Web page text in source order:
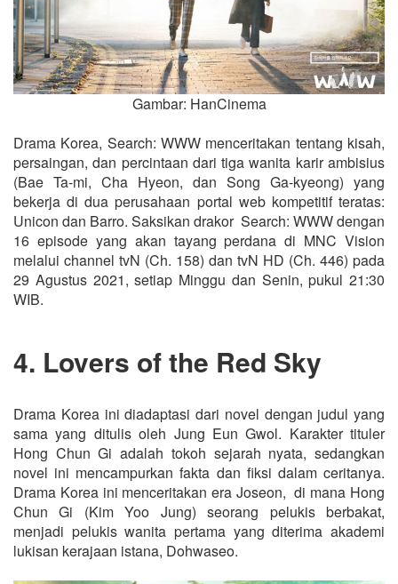
Gambar: HanCinema
Drama Korea, Search: WWW menceritakan tentang kisah,
persaingan, dan percintaan dari tiga wanita karir ambisius
(Bae Ta-mi, Cha Hyeon, dan Song Ga-kyeong) yang
bekerja di dua perusahaan portal web kompetitif teratas:
Unicon dan Barro. Saksikan drakor Search: WWW dengan
16 episode yang akan tayang perdana di MNC Vision
melalui channel tvN (Ch. 158) dan tvN HD (Ch. 446) pada
29 Agustus 2021, setiap Minggu dan Senin, pukul 21:30
WIB.
4. Lovers of the Red Sky
Drama Korea ini diadaptasi dari novel dengan judul yang
sama yang ditulis oleh Jung Eun Gwol. Karakter tituler
Hong Chun Gi adalah tokoh sejarah nyata, sedangkan
novel ini mencampurkan fakta dan fiksi dalam ceritanya.
Drama Korea ini menceritakan era Joseon, di mana Hong
Chun Gi (Kim Yoo Jung) seorang pelukis berbakat,
menjadi pelukis wanita pertama yang diterima akademi
lukisan kerajaan istana, Dohwaseo.